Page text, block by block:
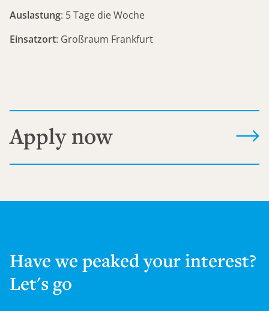
Auslastung: 5 Tage die Woche
Einsatzort: Großraum Frankfurt
Apply now
Have we peaked your interest?
Let's go